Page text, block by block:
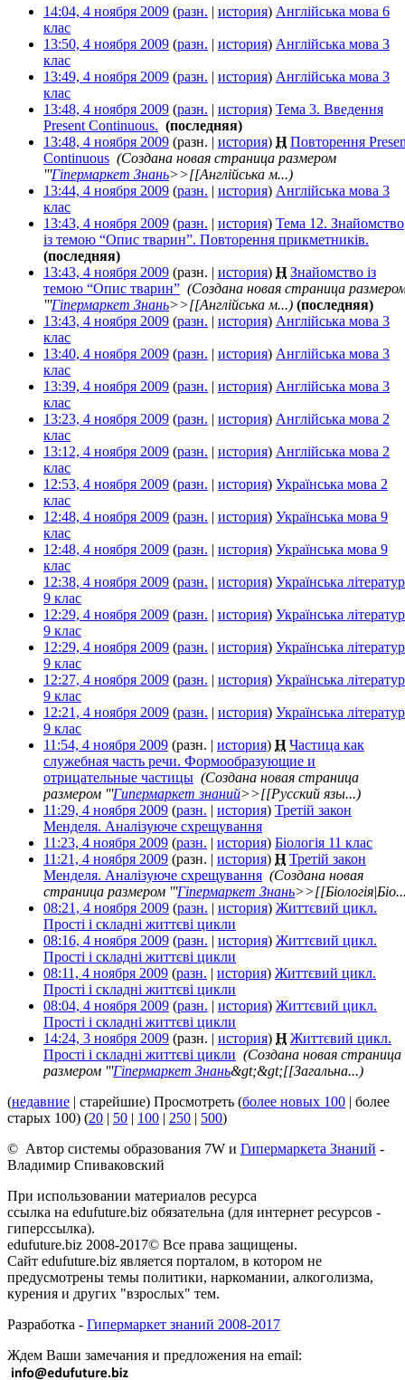
14:04, 4 ноября 2009 (разн. | история) Англійська мова 6
клас
13:50, 4 ноября 2009 (разн. | история) Англійська мова 3
клас
13:49, 4 ноября 2009 (разн. | история) Англійська мова 3
клас
13:48, 4 ноября 2009 (разн. | история) Тема 3. Введення
Present Continuous. (последняя)
13:48, 4 ноября 2009 (разн. | история) Н Повторення
Continuous (Создана новая страница размером
'''Гіпермаркет Знань>>[[Англійська м...)
13:44, 4 ноября 2009 (разн. | история) Англійська мова 3
клас
13:43, 4 ноября 2009 (разн. | история) Тема 12. Знайомство
із темою “Опис тварин”. Повторення прикметників.
(последняя)
13:43, 4 ноября 2009 (разн. | история) Н Знайомство із
темою “Опис тварин” (Создана новая страница
'''Гіпермаркет Знань>>[[Англійська м...) (последняя)
13:43, 4 ноября 2009 (разн. | история) Англійська мова 3
клас
13:40, 4 ноября 2009 (разн. | история) Англійська мова 3
клас
13:39, 4 ноября 2009 (разн. | история) Англійська мова 3
клас
13:23, 4 ноября 2009 (разн. | история) Англійська мова 2
клас
13:12, 4 ноября 2009 (разн. | история) Англійська мова 2
клас
12:53, 4 ноября 2009 (разн. | история) Українська мова 2
клас
12:48, 4 ноября 2009 (разн. | история) Українська мова 9
клас
12:48, 4 ноября 2009 (разн. | история) Українська мова 9
клас
12:38, 4 ноября 2009 (разн. | история) Українська
9 клас
12:29, 4 ноября 2009 (разн. | история) Українська
9 клас
12:29, 4 ноября 2009 (разн. | история) Українська
9 клас
12:27, 4 ноября 2009 (разн. | история) Українська
9 клас
12:21, 4 ноября 2009 (разн. | история) Українська
9 клас
11:54, 4 ноября 2009 (разн. | история) Н Частица как
служебная часть речи. Формообразующие и
отрицательные частицы (Создана новая страница
размером '''Гипермаркет знаний>>[[Русский язы...)
11:29, 4 ноября 2009 (разн. | история) Третій закон
Менделя. Аналізуюче схрещування
11:23, 4 ноября 2009 (разн. | история) Біологія 11 клас
11:21, 4 ноября 2009 (разн. | история) Н Третій закон
Менделя. Аналізуюче схрещування (Создана новая
страница размером '''Гіпермаркет Знань
08:21, 4 ноября 2009 (разн. | история) Життєвий цикл.
Прості і складні життєві цикли
08:16, 4 ноября 2009 (разн. | история) Життєвий цикл.
Прості і складні життєві цикли
08:11, 4 ноября 2009 (разн. | история) Життєвий цикл.
Прості і складні життєві цикли
08:04, 4 ноября 2009 (разн. | история) Життєвий цикл.
Прості і складні життєві цикли
14:24, 3 ноября 2009 (разн. | история) Н Життєвий цикл.
Прості і складні життєві цикли (Создана новая страница
размером '''Гіпермаркет Знань&gt;&gt;[[Загальна...)
(недавние | старейшие) Просмотреть (более новых 100 | более
старых 100) (20 | 50 | 100 | 250 | 500)
© Автор системы образования 7W и Гипермаркета Знаний -
Владимир Спиваковский
При использовании материалов ресурса
ссылка на edufuture.biz обязательна (для интернет ресурсов -
гиперссылка).
edufuture.biz 2008-2017© Все права защищены.
Сайт edufuture.biz является порталом, в котором не
предусмотрены темы политики, наркомании, алкоголизма,
курения и других "взрослых" тем.
Разработка - Гипермаркет знаний 2008-2017
Ждем Ваши замечания и предложения на email: